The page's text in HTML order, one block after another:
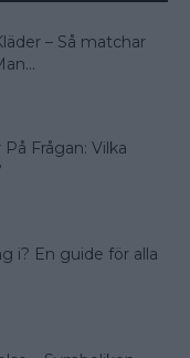
– Så matchar
På Frågan: Vilka
i? En guide för alla